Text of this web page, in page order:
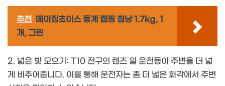
추천 메이징초이스 동계 캠핑 침낭 1.7kg, 1
개, 그린
2. 넓은 빛 모으기: T10 전구의 렌즈 일 운전등이 주변을 더 넓
게 비추어줍니다. 이를 통해 운전자는 좀 더 넓은 화각에서 주변